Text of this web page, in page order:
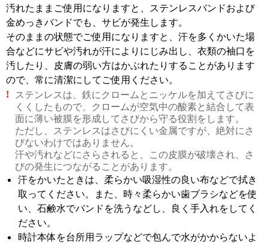
☒ 閉じる
汚れたままご使用になりますと、ステンレスバンドおよび
金めっきバンドでも、サビが発生します。
そのままの状態でご使用になりますと、汗を多くかいた場
合などにサビや汚れが汗によりにじみ出し、衣類の袖口を
汚したり、皮膚の弱い方はかぶれたりすることがあります
ので、常に清潔にしてご使用ください。
!
ステンレスは、鉄にクロームとニッケルを加えてさびに
くくしたもので、クロームが空気中の酸素と結合して表
面に薄い被膜を形成してさびから守る役割をします。
ただし、ステンレスはさびにくい金属ですが、絶対にさ
びないわけではありません。
汗や汚れなどにさらされると、この皮膜が破壊され、さ
びの発生につながることがあります。
汗をかいたときは、柔らかい吸湿性の良い布などで拭き
取ってください。また、時々柔らかい歯ブラシなどを使
い、石鹸水でバンドを洗うなどし、良く手入れをしてく
ださい。
時計本体を台所用ラップなどで包んで水がかからないよ